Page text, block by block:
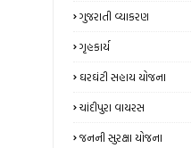
ગુજરાતી વ્યાકરણ
ગૃહકાર્ય
ઘરઘંટી સહાય યોજના
ચાંદીપુરા વાયરસ
જનની સુરક્ષા યોજના